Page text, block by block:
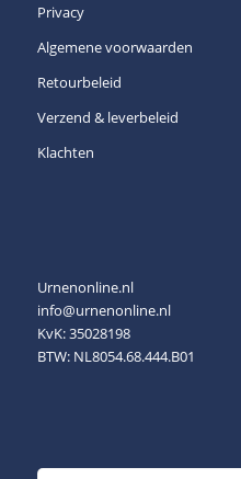
Privacy
Algemene voorwaarden
Retourbeleid
Verzend & leverbeleid
Klachten
Urnenonline.nl
info@urnenonline.nl
KvK: 35028198
BTW: NL8054.68.444.B01